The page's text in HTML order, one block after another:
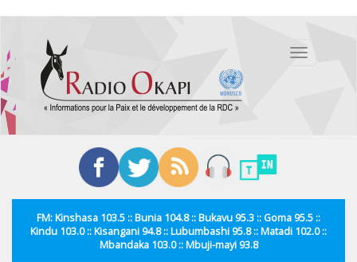
contenu
principal
Toggle
FM: Kinshasa 103.5 :: Bunia 104.8 :: Bukavu 95.3 :: Goma 95.5 ::
Kindu 103.0 :: Kisangani 94.8 :: Lubumbashi 95.8 :: Matadi 102.0 ::
Mbandaka 103.0 :: Mbuji-mayi 93.8